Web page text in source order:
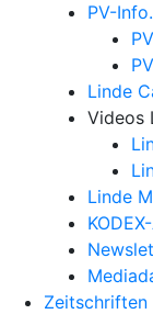
PV-
Linde
Videos
Linde
Zeitschriften